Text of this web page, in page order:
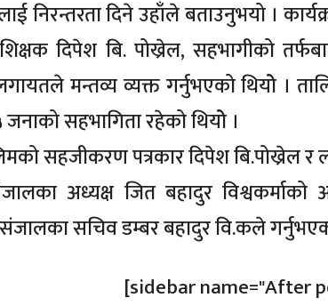
निरन्तरता दिने उहाँले बताउनुभयो ।
दिपेश बि. पोख्रेल, सहभागीको
मन्तव्य व्यक्त गर्नुभएको थियोे ।
सहभागिता रहेको थियोे ।
सहजीकरण पत्रकार दिपेश बि.पोख्रेल र
अध्यक्ष जित बहादुर विश्वकर्माको
सचिव डम्बर बहादुर वि.कले
[sidebar name="After